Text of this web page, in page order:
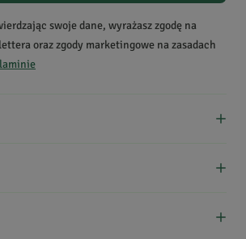
Data dodania:20.08.2020
przysmak w mojej kuchni. Uwielbiam
swoje dane, wyrażasz zgodę na
oraz zgody marketingowe na zasadach